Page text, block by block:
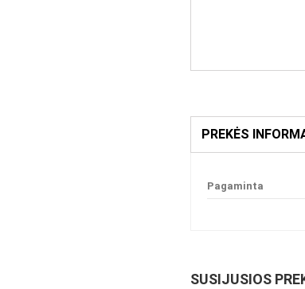
PREKĖS
Pagaminta
SUSIJUSIOS